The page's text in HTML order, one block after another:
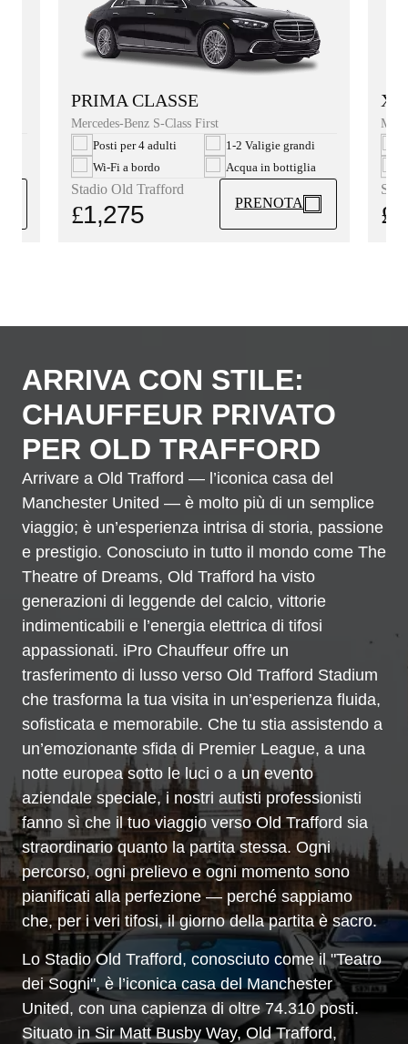
PRIMA CLASSE
Mercedes-Benz S-Class First
Posti per 4 adulti
1-2 Valigie grandi
Wi-Fi a bordo
Acqua in bottiglia
Stadio Old Trafford
£1,275 PRENOTA
XL
£
ARRIVA CON STILE:
CHAUFFEUR PRIVATO
PER OLD TRAFFORD
Arrivare a Old Trafford — l’iconica casa del
Manchester United — è molto più di un semplice
viaggio; è un’esperienza intrisa di storia, passione
e prestigio. Conosciuto in tutto il mondo come The
Theatre of Dreams, Old Trafford ha visto
generazioni di leggende del calcio, vittorie
indimenticabili e l’energia elettrica di tifosi
appassionati. iPro Chauffeur offre un
trasferimento di lusso verso Old Trafford Stadium
che trasforma la tua visita in un’esperienza fluida,
sofisticata e memorabile. Che tu stia assistendo a
un’emozionante sfida di Premier League, a una
notte europea sotto le luci o a un evento
aziendale speciale, i nostri autisti professionisti
fanno sì che il tuo viaggio verso Old Trafford sia
straordinario quanto la partita stessa. Ogni
percorso, ogni prelievo e ogni momento sono
pianificati alla perfezione — perché sappiamo
che, per i veri tifosi, il giorno della partita è sacro.
Lo Stadio Old Trafford, conosciuto come il "Teatro
dei Sogni", è l’iconica casa del Manchester
United, con una capienza di oltre 74.310 posti.
Situato in Sir Matt Busby Way, Old Trafford,